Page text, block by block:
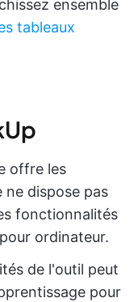
ensemble
tableaux
offre les
ne dispose pas
fonctionnalités
ordinateur.
de l'outil peut
pour